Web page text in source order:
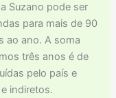
Suzano pode ser
para mais de 90
ao ano. A soma
três anos é de
pelo país e
indiretos.